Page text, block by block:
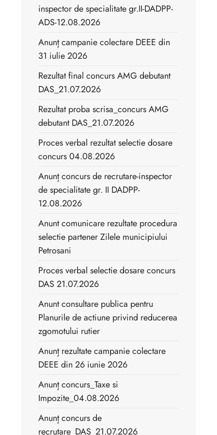
inspector de specialitate gr.II-DADPP-
ADS-12.08.2026
Anunț campanie colectare DEEE din
31 iulie 2026
Rezultat final concurs AMG debutant
DAS_21.07.2026
Rezultat proba scrisa_concurs AMG
debutant DAS_21.07.2026
Proces verbal rezultat selectie dosare
concurs 04.08.2026
Anunț concurs de recrutare-inspector
de specialitate gr. II DADPP-
12.08.2026
Anunt comunicare rezultate procedura
selectie partener Zilele municipiului
Petrosani
Proces verbal selectie dosare concurs
DAS 21.07.2026
Anunt consultare publica pentru
Planurile de actiune privind reducerea
zgomotului rutier
Anunț rezultate campanie colectare
DEEE din 26 iunie 2026
Anunț concurs_Taxe si
Impozite_04.08.2026
Anunț concurs de
recrutare_DAS_21.07.2026